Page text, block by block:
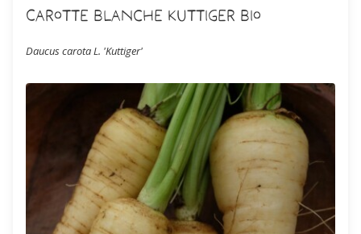
Carotte Blanche Kuttiger Bio
Daucus carota L. 'Kuttiger'